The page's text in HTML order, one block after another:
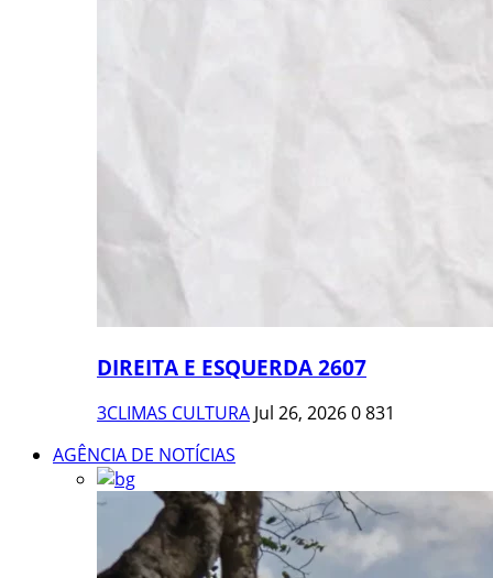
DIREITA E ESQUERDA 2607
3CLIMAS CULTURA Jul 26, 20260831
AGÊNCIA DE NOTÍCIAS